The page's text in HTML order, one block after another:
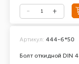
Болт откидной
Артикул: 444-6*50